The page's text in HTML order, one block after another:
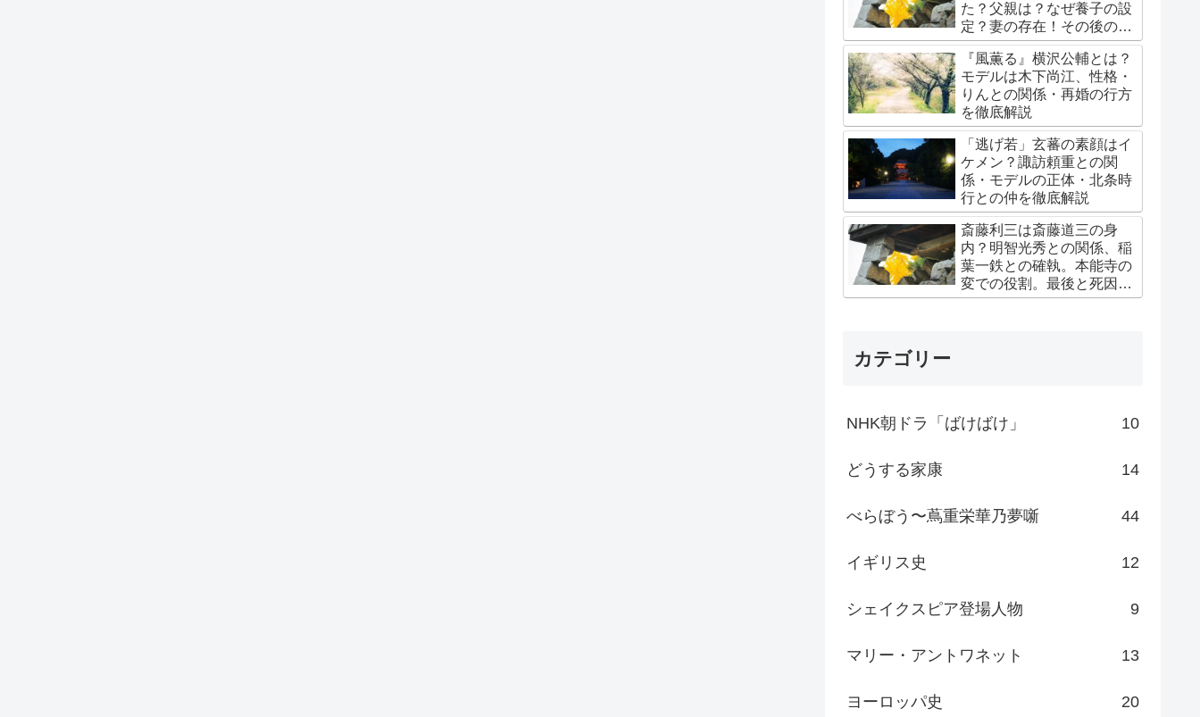
た？父親は？なぜ養子の設
定？妻の存在！その後の豊
臣家は？
『風薫る』横沢公輔とは？
モデルは木下尚江、性格・
りんとの関係・再婚の行方
を徹底解説
「逃げ若」玄蕃の素顔はイ
ケメン？諏訪頼重との関
係・モデルの正体・北条時
行との仲を徹底解説
斎藤利三は斎藤道三の身
内？明智光秀との関係、稲
葉一鉄との確執。本能寺の
変での役割。最後と死因。
娘・春日局への系譜
カテゴリー
NHK朝ドラ「ばけばけ」 10
どうする家康 14
べらぼう〜蔦重栄華乃夢噺 44
イギリス史 12
シェイクスピア登場人物 9
マリー・アントワネット 13
ヨーロッパ史 20